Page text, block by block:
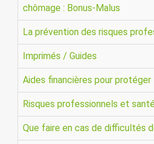
chômage : Bonus-Malus
La prévention des risques
Imprimés / Guides
Aides financières pour protéger
Risques professionnels et
Que faire en cas de difficultés